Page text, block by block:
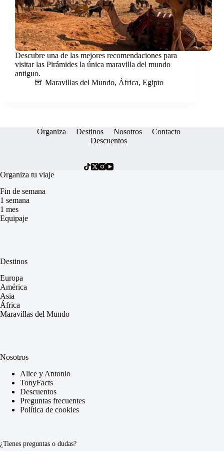
Descubre una de las mejores recomendaciones para
visitar las Pirámides la única maravilla del mundo
antiguo.
Maravillas del Mundo, África, Egipto
Organiza Destinos Nosotros
Contacto
Descuentos
Organiza tu viaje
Fin de semana
1 semana
1 mes
Equipaje
Destinos
Europa
América
Asia
África
Maravillas del Mundo
Nosotros
Alice y Antonio
TonyFacts
Descuentos
Preguntas frecuentes
Política de cookies
¿Tienes preguntas o dudas?